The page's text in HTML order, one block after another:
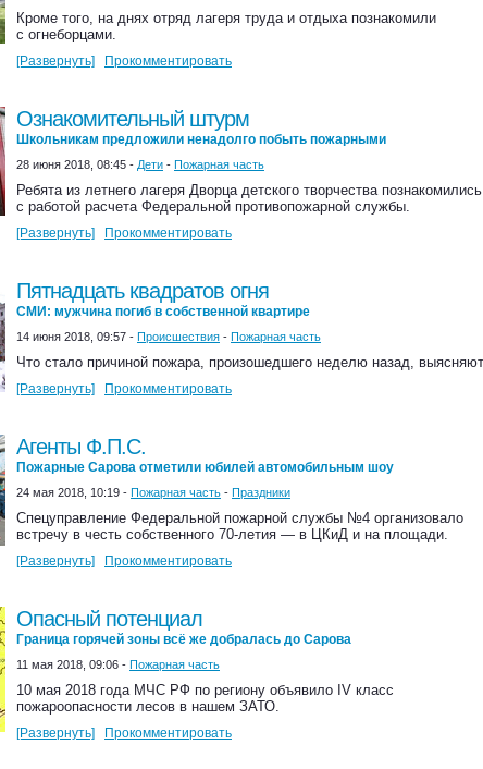
Кроме того, на днях отряд лагеря труда и отдыха познакомили
с огнеборцами.
[Развернуть] Прокомментировать
Ознакомительный штурм
Школьникам предложили ненадолго побыть пожарными
28 июня 2018, 08:45 - Дети - Пожарная часть
Ребята из летнего лагеря Дворца детского творчества познакомились
с работой расчета Федеральной противопожарной службы.
[Развернуть] Прокомментировать
Пятнадцать квадратов огня
СМИ: мужчина погиб в собственной квартире
14 июня 2018, 09:57 - Происшествия - Пожарная часть
Что стало причиной пожара, произошедшего неделю назад,
[Развернуть] Прокомментировать
Агенты Ф.П.С.
Пожарные Сарова отметили юбилей автомобильным шоу
24 мая 2018, 10:19 - Пожарная часть - Праздники
Спецуправление Федеральной пожарной службы №4 организовало
встречу в честь собственного 70-летия — в ЦКиД и на площади.
[Развернуть] Прокомментировать
Опасный потенциал
Граница горячей зоны всё же добралась до Сарова
11 мая 2018, 09:06 - Пожарная часть
10 мая 2018 года МЧС РФ по региону объявило IV класс
пожароопасности лесов в нашем ЗАТО.
[Развернуть] Прокомментировать